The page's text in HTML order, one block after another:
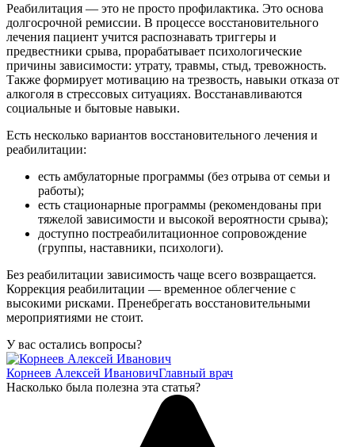
Реабилитация — это не просто профилактика. Это основа
долгосрочной ремиссии. В процессе восстановительного
лечения пациент учится распознавать триггеры и
предвестники срыва, прорабатывает психологические
причины зависимости: утрату, травмы, стыд, тревожность.
Также формирует мотивацию на трезвость, навыки отказа от
алкоголя в стрессовых ситуациях. Восстанавливаются
социальные и бытовые навыки.
Есть несколько вариантов восстановительного лечения и
реабилитации:
есть амбулаторные программы (без отрыва от семьи и
работы);
есть стационарные программы (рекомендованы при
тяжелой зависимости и высокой вероятности срыва);
доступно постреабилитационное сопровождение
(группы, наставники, психологи).
Без реабилитации зависимость чаще всего возвращается.
Коррекция реабилитации — временное облегчение с
высокими рисками. Пренебрегать восстановительными
мероприятиями не стоит.
У вас остались вопросы?
Корнеев Алексей ИвановичГлавный врач
Насколько была полезна эта статья?